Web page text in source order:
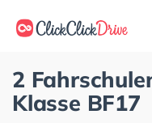
2
Klasse BF17